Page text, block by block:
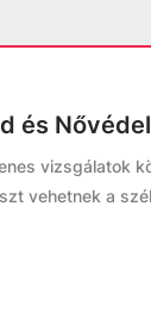
és
vizsgálatok
vehetnek a